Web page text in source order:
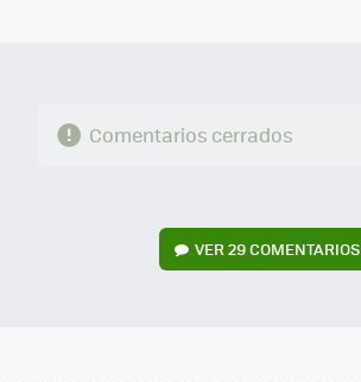
Comentarios cerrados
VER29 COMENTARIOS